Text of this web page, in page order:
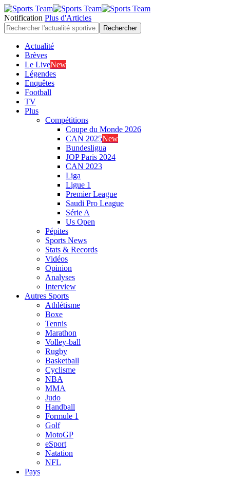
Notification Plus d'Articles
Actualité
Brèves
Le LiveNew
Légendes
Enquêtes
Football
TV
Plus
Compétitions
Coupe du Monde 2026
CAN 2025New
Bundesligua
JOP Paris 2024
CAN 2023
Liga
Ligue 1
Premier League
Saudi Pro League
Série A
Us Open
Pépites
Sports News
Stats & Records
Vidéos
Opinion
Analyses
Interview
Autres Sports
Athlétisme
Boxe
Tennis
Marathon
Volley-ball
Rugby
Basketball
Cyclisme
NBA
MMA
Judo
Handball
Formule 1
Golf
MotoGP
eSport
Natation
NFL
Pays